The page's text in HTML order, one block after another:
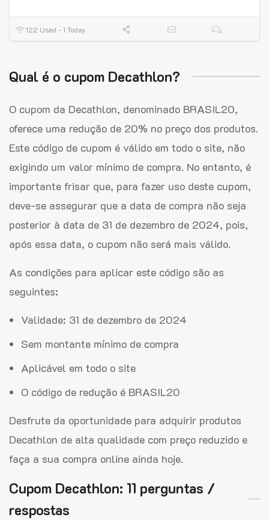
122 Used - 1 Today
Qual é o cupom Decathlon?
O cupom da Decathlon, denominado BRASIL20,
oferece uma redução de 20% no preço dos produtos.
Este código de cupom é válido em todo o site, não
exigindo um valor mínimo de compra. No entanto, é
importante frisar que, para fazer uso deste cupom,
deve-se assegurar que a data de compra não seja
posterior à data de 31 de dezembro de 2024, pois,
após essa data, o cupom não será mais válido.
As condições para aplicar este código são as
seguintes:
Validade: 31 de dezembro de 2024
Sem montante mínimo de compra
Aplicável em todo o site
O código de redução é BRASIL20
Desfrute da oportunidade para adquirir produtos
Decathlon de alta qualidade com preço reduzido e
faça a sua compra online ainda hoje.
Cupom Decathlon: 11 perguntas /
respostas